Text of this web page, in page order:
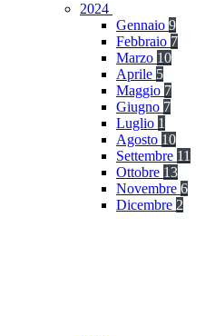
2024
Gennaio 9
Febbraio 7
Marzo 10
Aprile 5
Maggio 7
Giugno 7
Luglio 1
Agosto 10
Settembre 11
Ottobre 13
Novembre 6
Dicembre 2